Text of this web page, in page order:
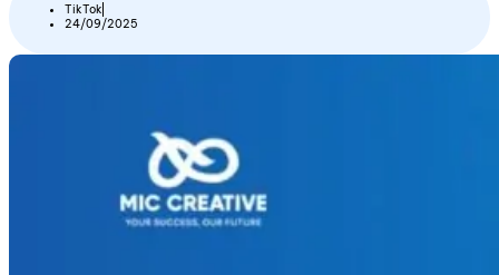
TikTok
24/09/2025